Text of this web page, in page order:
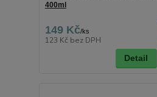
400ml
149 Kč/ks
123 Kč bez DPH
Detail